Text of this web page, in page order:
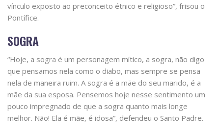
vínculo exposto ao preconceito étnico e religioso”, frisou o
Pontífice.
SOGRA
“Hoje, a sogra é um personagem mítico, a sogra, não digo
que pensamos nela como o diabo, mas sempre se pensa
nela de maneira ruim. A sogra é a mãe do seu marido, é a
mãe da sua esposa. Pensemos hoje nesse sentimento um
pouco impregnado de que a sogra quanto mais longe
melhor. Não! Ela é mãe, é idosa”, defendeu o Santo Padre.